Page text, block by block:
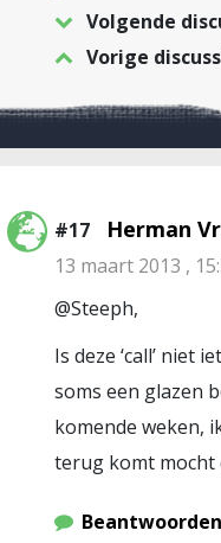
Volgende
Vorige
#17 Herman
13 maart 2013 ,
@Steeph,
Is deze ‘call’ niet
soms een glazen
komende weken,
terug komt mocht
Beantwoorden